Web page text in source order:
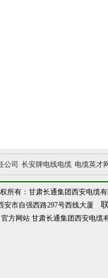
公司 长安牌电线电缆 电缆英才
所有：甘肃长通集团西安电缆
安市自强西路297号西线大厦
官方网站 甘肃长通集团西安电缆